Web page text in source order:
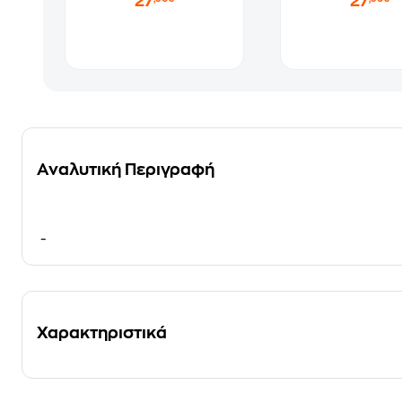
Αναλυτική Περιγραφή
-
Χαρακτηριστικά